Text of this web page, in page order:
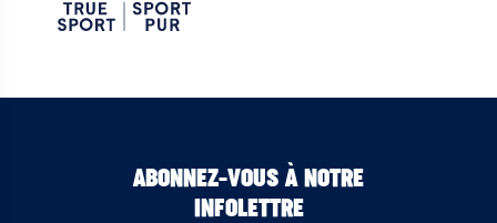
ABONNEZ-VOUS À NOTRE
INFOLETTRE